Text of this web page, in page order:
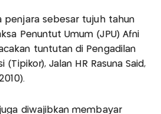
penjara sebesar tujuh tahun
Penuntut Umum (JPU) Afni
tuntutan di Pengadilan
(Tipikor), Jalan HR Rasuna Said,
diwajibkan membayar